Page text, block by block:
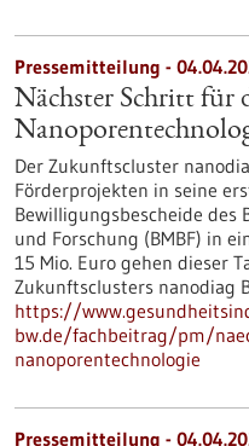
Pressemitteilung -
Nächster Schritt für
Der Zukunftscluster
Förderprojekten in seine
Bewilligungsbescheide
und Forschung (BMBF) in
15 Mio. Euro gehen dieser
Zukunftsclusters nanodiag
https://
bw.de/fachbeitrag/pm/
nanoporentechnologie
Pressemitteilung -